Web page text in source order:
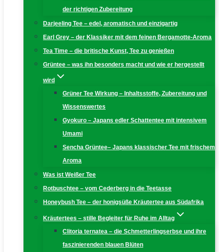
der richtigen Zubereitung
Darjeeling Tee – edel, aromatisch und einzigartig
Earl Grey – der Klassiker mit dem feinen Bergamotte-Aroma
Tea Time – die britische Kunst, Tee zu genießen
Grüntee – was ihn besonders macht und wie er hergestellt
wird
Grüner Tee Wirkung – Inhaltsstoffe, Zubereitung und
Wissenswertes
Gyokuro – Japans edler Schattentee mit intensivem
Umami
Sencha Grüntee– Japans klassischer Tee mit frischem
Aroma
Was ist Weißer Tee
Rotbuschtee – vom Cederberg in die Teetasse
Honeybush Tee – der honigsüße Kräutertee aus Südafrika
Kräutertees – stille Begleiter für Ruhe im Alltag
Clitoria ternatea – die Schmetterlingserbse und ihre
faszinierenden blauen Blüten